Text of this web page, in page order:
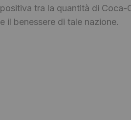
positiva tra la quantità di
e il benessere di tale nazione.